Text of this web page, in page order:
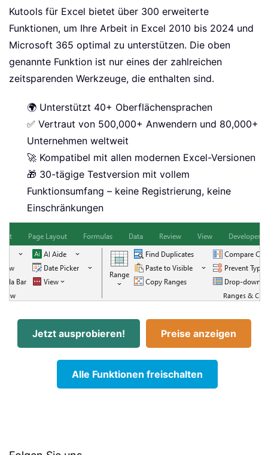
Kutools für Excel bietet über 300 erweiterte
Funktionen, um Ihre Arbeit in Excel 2010 bis 2024 und
Microsoft 365 optimal zu unterstützen. Die oben
genannte Funktion ist nur eines der zahlreichen
zeitsparenden Werkzeuge, die enthalten sind.
🌍 Unterstützt 40+ Oberflächensprachen
✅ Vertraut von 500,000+ Anwendern und 80,000+
Unternehmen weltweit
🚀 Kompatibel mit allen modernen Excel-Versionen
🎁 30-tägige Testversion mit vollem
Funktionsumfang – keine Registrierung, keine
Einschränkungen
Jetzt ausprobieren! Preise anzeigen
Alle Funktionen freischalten